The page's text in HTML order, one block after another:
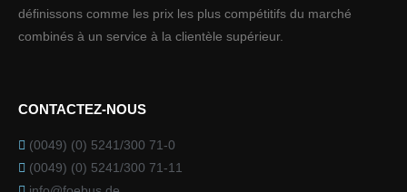
définissons comme les prix les plus compétitifs du marché
combinés à un service à la clientèle supérieur.
CONTACTEZ-NOUS
(0049) (0) 5241/300 71-0
(0049) (0) 5241/300 71-11